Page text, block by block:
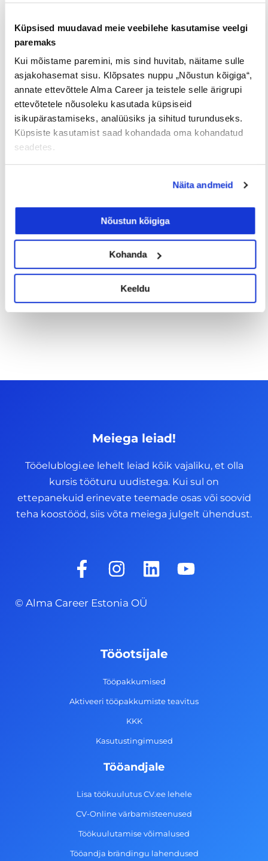
Küpsised muudavad meie veebilehe kasutamise veelgi
paremaks
Kui mõistame paremini, mis sind huvitab, näitame sulle
asjakohasemat sisu. Klõpsates nuppu „Nõustun kõigiga“,
annate ettevõttele Alma Career ja teistele selle ärigrupi
ettevõtetele nõusoleku kasutada küpsiseid
isikupärastamiseks, analüüsiks ja sihitud turunduseks.
Küpsiste kasutamist saad kohandada oma kohandatud
seadetes.
Näita andmeid
Nõustun kõigiga
Kohanda
Keeldu
vahetuskavatsuseta
23/07/2026
Tööotsijale
Sinu palk pole enam
tabuteema!
14/07/2026
Meiega leiad!
Tööelublogi.ee lehelt leiad kõik vajaliku, et olla
kursis tööturu uudistega. Kui sul on
ettepanekuid erinevate teemade osas või soovid
teha koostööd, siis võta meiega julgelt ühendust.
F
a
e
-
I
n
s
t
g
a
m
L
i
d
n
Y
o
© Alma Career Estonia OÜ
Tööotsijale
Tööpakkumised
Aktiveeri tööpakkumiste teavitus
KKK
Kasutustingimused
Tööandjale
Lisa töökuulutus CV.ee lehele
CV-Online värbamisteenused
Töökuulutamise võimalused
Tööandja brändingu lahendused